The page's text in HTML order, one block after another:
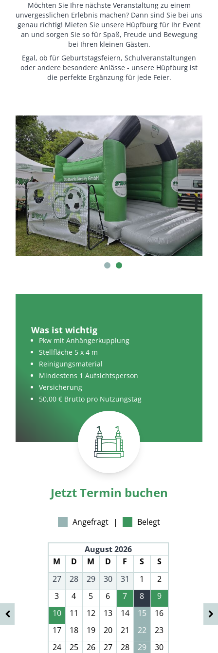
Möchten Sie Ihre nächste Veranstaltung zu einem
unvergesslichen Erlebnis machen? Dann sind Sie bei uns
genau richtig! Mieten Sie unsere Hüpfburg für Ihr Event
an und sorgen Sie so für Spaß, Freude und Bewegung
bei Ihren kleinen Gästen.
Egal, ob für Geburtstagsfeiern, Schulveranstaltungen
oder andere besondere Anlässe - unsere Hüpfburg ist
die perfekte Ergänzung für jede Feier.
Was ist wichtig
Pkw mit Anhängerkupplung
Stellfläche 5 x 4 m
Reinigungsmaterial
Mindestens 1 Aufsichtsperson
Versicherung
50,00 € Brutto pro Nutzungstag
Jetzt Termin buchen
Angefragt | Belegt
August 2026
M
D M D F S
S
27
28 29 30 31 1
2
3
4 5 6 7 8
9
10
11 12 13 14 15
16
17
18 19 20 21 22
23
24
25 26 27 28 29
30